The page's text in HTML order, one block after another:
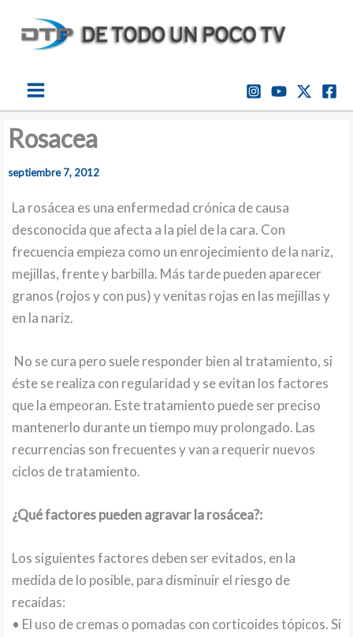
contenido
Rosacea
septiembre 7, 2012
La rosácea es una enfermedad crónica de causa
desconocida que afecta a la piel de la cara. Con
frecuencia empieza como un enrojecimiento de la nariz,
mejillas, frente y barbilla. Más tarde pueden aparecer
granos (rojos y con pus) y venitas rojas en las mejillas y
en la nariz.
No se cura pero suele responder bien al tratamiento, si
éste se realiza con regularidad y se evitan los factores
que la empeoran. Este tratamiento puede ser preciso
mantenerlo durante un tiempo muy prolongado. Las
recurrencias son frecuentes y van a requerir nuevos
ciclos de tratamiento.
¿Qué factores pueden agravar la rosácea?:
Los siguientes factores deben ser evitados, en la
medida de lo posible, para disminuir el riesgo de
recaídas:
• El uso de cremas o pomadas con corticoides tópicos. Si